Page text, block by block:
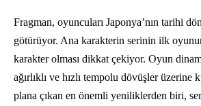
Fragman, oyuncuları Japonya’nın tarihi
götürüyor. Ana karakterin serinin ilk
karakter olması dikkat çekiyor. Oyun
ağırlıklı ve hızlı tempolu dövüşler üzerine
plana çıkan en önemli yeniliklerden biri,